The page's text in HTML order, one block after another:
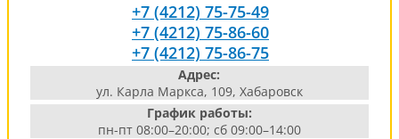
+7 (4212) 75-75-49
+7 (4212) 75-86-60
+7 (4212) 75-86-75
Адрес:
ул. Карла Маркса, 109, Хабаровск
График работы:
пн-пт 08:00–20:00; сб 09:00–14:00